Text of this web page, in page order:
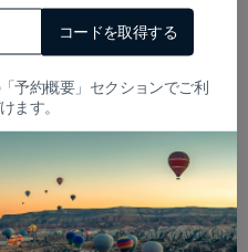
トナー
コードを取得する
予約概要」セクションでご利
ます。